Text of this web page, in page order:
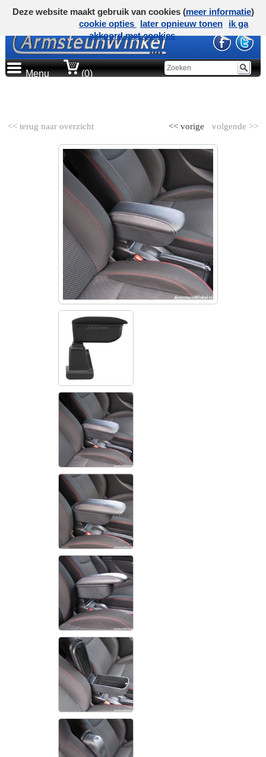
Menu (0)
<< terug naar overzicht volgende >>
<< vorige
Deze website maakt gebruik van cookies (meer informatie)
cookie opties
later opnieuw tonen
ik ga
akkoord met cookies